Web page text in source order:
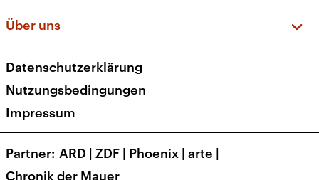
Apps
Newsletter
Social Media
Über uns
Presse
Karriere
Transparenz
Datenschutzerklärung
Nutzungsbedingungen
Impressum
Partner ARD | ZDF | Phoenix | arte |
Chronik der Mauer